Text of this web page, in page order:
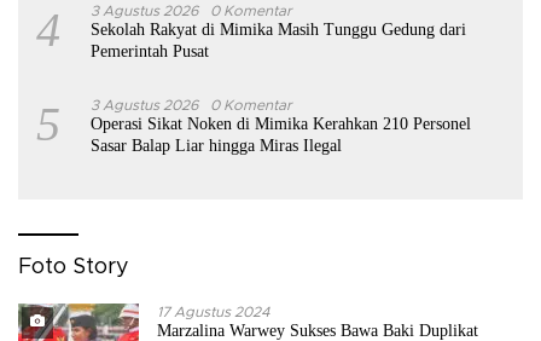
4 3 Agustus 2026 0 Komentar
Sekolah Rakyat di Mimika Masih Tunggu Gedung dari
Pemerintah Pusat
5 3 Agustus 2026 0 Komentar
Operasi Sikat Noken di Mimika Kerahkan 210 Personel
Sasar Balap Liar hingga Miras Ilegal
Foto Story
17 Agustus 2024
Marzalina Warwey Sukses Bawa Baki Duplikat